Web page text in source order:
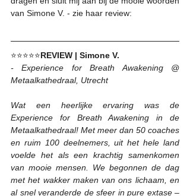
van Simone V. - zie haar review:
⭐⭐⭐⭐⭐REVIEW | Simone V.
- Experience for Breath Awakening @
Metaalkathedraal, Utrecht
Wat een heerlijke ervaring was de
Experience for Breath Awakening in de
Metaalkathedraal! Met meer dan 50 coaches
en ruim 100 deelnemers, uit het hele land
voelde het als een krachtig samenkomen
van mooie mensen. We begonnen de dag
met het wakker maken van ons lichaam, en
al snel veranderde de sfeer in pure extase –